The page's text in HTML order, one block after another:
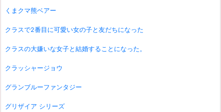
くまクマ熊ベアー
クラスで2番目に可愛い女の子と友だちになった
クラスの大嫌いな女子と結婚することになった。
クラッシャージョウ
グランブルーファンタジー
グリザイア シリーズ